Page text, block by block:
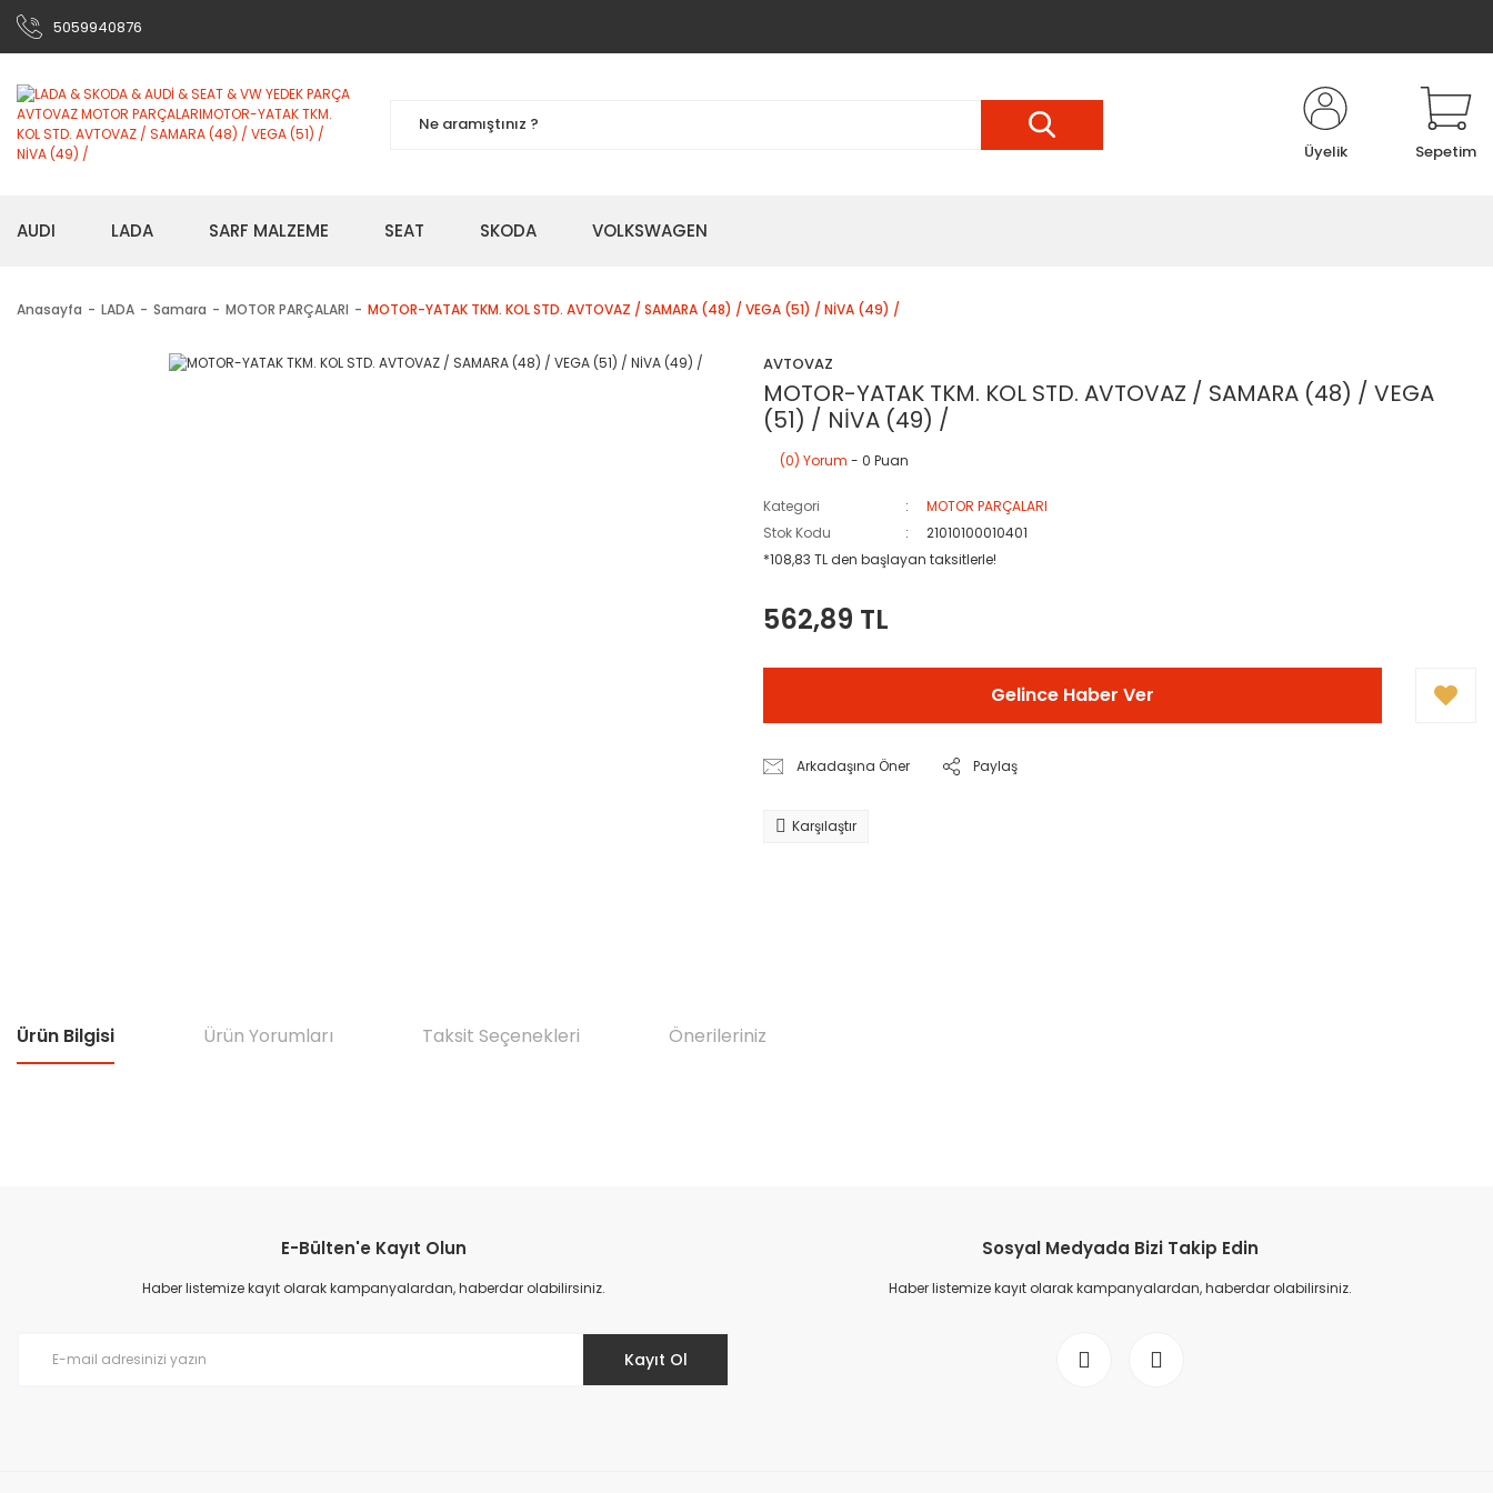
5059940876
Üyelik Sepetim
AUDI LADA SARF MALZEME SEAT SKODA VOLKSWAGEN
Anasayfa LADA Samara MOTOR PARÇALARI MOTOR-YATAK TKM. KOL STD. AVTOVAZ / SAMARA (48) / VEGA (51) / NİVA (49) /
AVTOVAZ
MOTOR-YATAK TKM. KOL STD. AVTOVAZ / SAMARA (48) / VEGA
(51) / NİVA (49) /
(0) Yorum - 0 Puan
Kategori
MOTOR PARÇALARI
Stok Kodu
21010100010401
*108,83 TL den başlayan taksitlerle!
562,89 TL
Gelince Haber Ver
Arkadaşına Öner Paylaş
Karşılaştır
Ürün Bilgisi Ürün Yorumları Taksit Seçenekleri Önerileriniz
Ürün resmi kalitesiz, bozuk veya görüntülenemiyor.
Ürün açıklamasında eksik bilgiler bulunuyor.
E-Bülten'e Kayıt Olun
Haber listemize kayıt olarak kampanyalardan, haberdar olabilirsiniz.
Kayıt Ol
Sosyal Medyada Bizi Takip Edin
Haber listemize kayıt olarak kampanyalardan, haberdar olabilirsiniz.